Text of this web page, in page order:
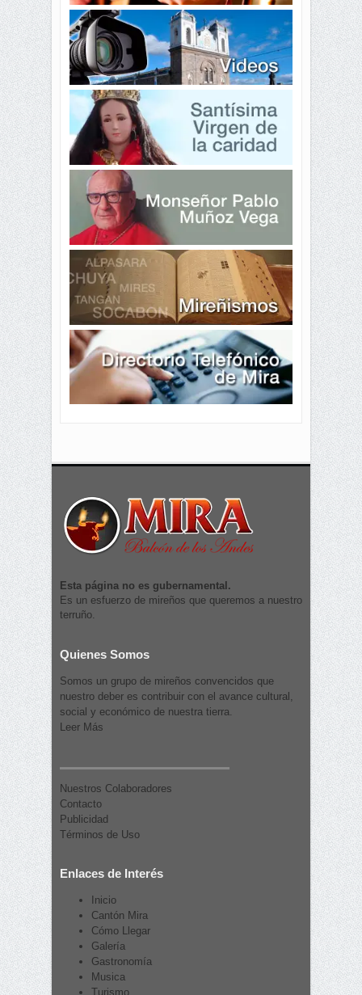
Esta página no es gubernamental.
Es un esfuerzo de mireños que queremos a nuestro
terruño.
Quienes Somos
Somos un grupo de mireños convencidos que
nuestro deber es contribuir con el avance cultural,
social y económico de nuestra tierra.
Leer Más
Nuestros Colaboradores
Contacto
Publicidad
Términos de Uso
Enlaces de Interés
Inicio
Cantón Mira
Cómo Llegar
Galería
Gastronomía
Musica
Turismo